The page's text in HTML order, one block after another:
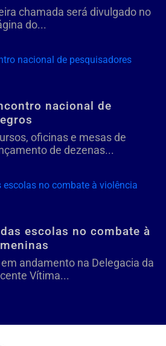
chamada será divulgado no
do...
nacional de
oficinas e mesas de
de dezenas...
escolas no combate à
andamento na Delegacia da
Vítima...